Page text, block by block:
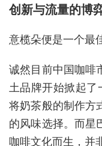
创新与流量的博
意榄朵便是一个最
诚然目前中国咖啡
土品牌开始掀起
将奶茶般的制作方
的风味选择。而星
咖啡文化而生，并